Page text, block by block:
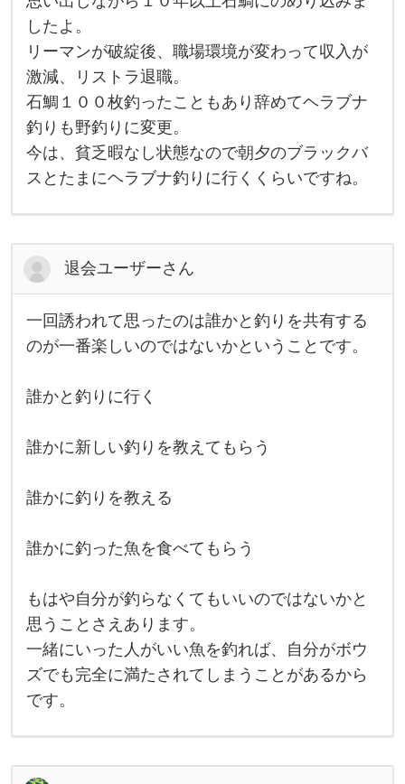
れ
ら
れ
２
３
歳
の
時
、
ヘ
ラ
ナ
り
開
したよ。
リーマンが破綻後、職場環境が変わって収入が
激減、リストラ退職。
石鯛１００枚釣ったこともあり辞めてヘラブナ
釣りも野釣りに変更。
今は、貧乏暇なし状態なので朝夕のブラックバ
スとたまにヘラブナ釣りに行くくらいですね。
退会ユーザーさん
回
誘
れ
て
た
の
誰
か
り
を
有
す
る
の
が
番
楽
し
の
は
な
一回誘われて思ったのは誰かと釣りを共有する
のが一番楽しいのではないかということです。
誰かと釣りに行く
誰かに新しい釣りを教えてもらう
誰かに釣りを教える
誰かに釣った魚を食べてもらう
もはや自分が釣らなくてもいいのではないかと
思うことさえあります。
一緒にいった人がいい魚を釣れば、自分がボウ
ズでも完全に満たされてしまうことがあるから
です。